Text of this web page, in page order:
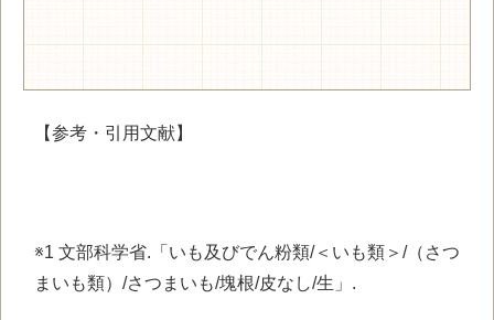
【参考・引用文献】
※1 文部科学省.「いも及びでん粉類/＜いも類＞/（さつ
まいも類）/さつまいも/塊根/皮なし/生」.